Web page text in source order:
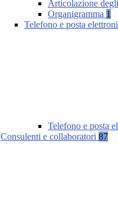
Articolazione
Organigramma 1
Telefono e posta
Telefono e posta
Consulenti e collaboratori 87